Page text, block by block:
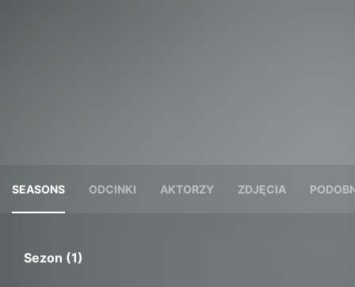
SEASONS ODCINKI AKTORZY ZDJĘCIA
Sezon (1)